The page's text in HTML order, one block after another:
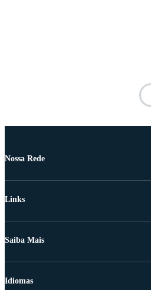
Nossa Rede
Links
Saiba Mais
Idiomas